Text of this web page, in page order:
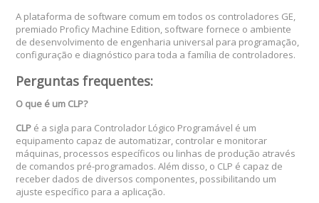
A plataforma de software comum em todos os controladores GE,
premiado Proficy Machine Edition, software fornece o ambiente
de desenvolvimento de engenharia universal para programação,
configuração e diagnóstico para toda a família de controladores.
Perguntas frequentes:
O que é um CLP?
CLP é a sigla para Controlador Lógico Programável é um
equipamento capaz de automatizar, controlar e monitorar
máquinas, processos específicos ou linhas de produção através
de comandos pré-programados. Além disso, o CLP é capaz de
receber dados de diversos componentes, possibilitando um
ajuste específico para a aplicação.